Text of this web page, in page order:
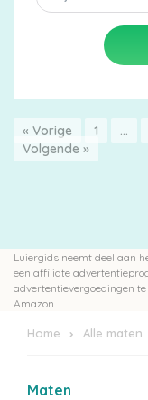
« Vorige 1 …
Volgende »
Luiergids neemt deel aan
een affiliate
advertentievergoedingen
Amazon.
Home Alle maten
Maten